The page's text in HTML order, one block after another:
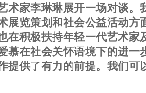
术家李琳琳展开一场对谈。
展览策划和社会公益活动方
在积极扶持年轻一代艺术家
慕在社会关怀语境下的进一
提供了有力的前提。我们可